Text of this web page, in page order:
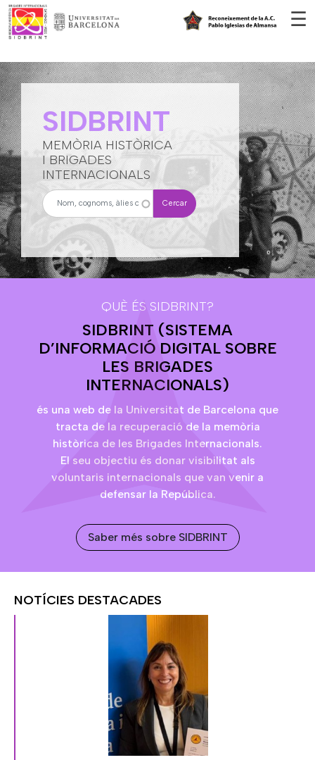
☰
SIDBRINT
MEMÒRIA HISTÒRICA
I BRIGADES
INTERNACIONALS
Cercar
QUÈ ÉS SIDBRINT?
SIDBRINT (SISTEMA
D’INFORMACIÓ DIGITAL SOBRE
LES BRIGADES
INTERNACIONALS)
és una web de la Universitat de Barcelona que
tracta de la recuperació de la memòria
històrica de les Brigades Internacionals.
El seu objectiu és donar visibilitat als
voluntaris internacionals que van venir a
defensar la República.
Saber més sobre SIDBRINT
NOTÍCIES DESTACADES